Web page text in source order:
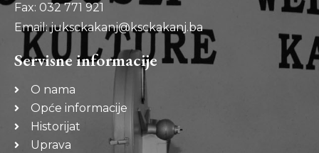
Fax: 032 771 921
Email: juksckakanj@ksckakanj.ba
Servisne informacije
O nama
Opće informacije
Historijat
Uprava